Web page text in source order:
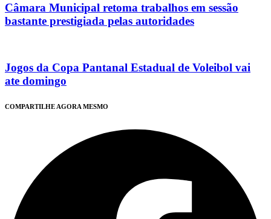
Câmara Municipal retoma trabalhos em sessão
bastante prestigiada pelas autoridades
Jogos da Copa Pantanal Estadual de Voleibol vai
ate domingo
COMPARTILHE AGORA MESMO